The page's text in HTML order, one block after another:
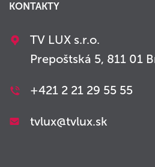
KONTAKTY
TV LUX s.r.o.
Prepoštská 5, 811 01
+421 2 21 29 55 55
tvlux@tvlux.sk